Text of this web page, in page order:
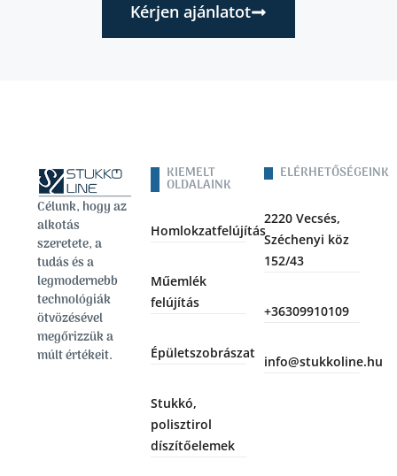
Kérjen ajánlatot
Célunk, hogy az
alkotás
szeretete, a
tudás és a
legmodernebb
technológiák
ötvözésével
megőrizzük a
múlt értékeit.
KIEMELT
OLDALAINK
Homlokzatfelújítás
Műemlék
felújítás
Épületszobrászat
Stukkó,
polisztirol
díszítőelemek
ELÉRHETŐSÉGEINK
2220 Vecsés,
Széchenyi köz
152/43
+36309910109
info@stukkoline.hu